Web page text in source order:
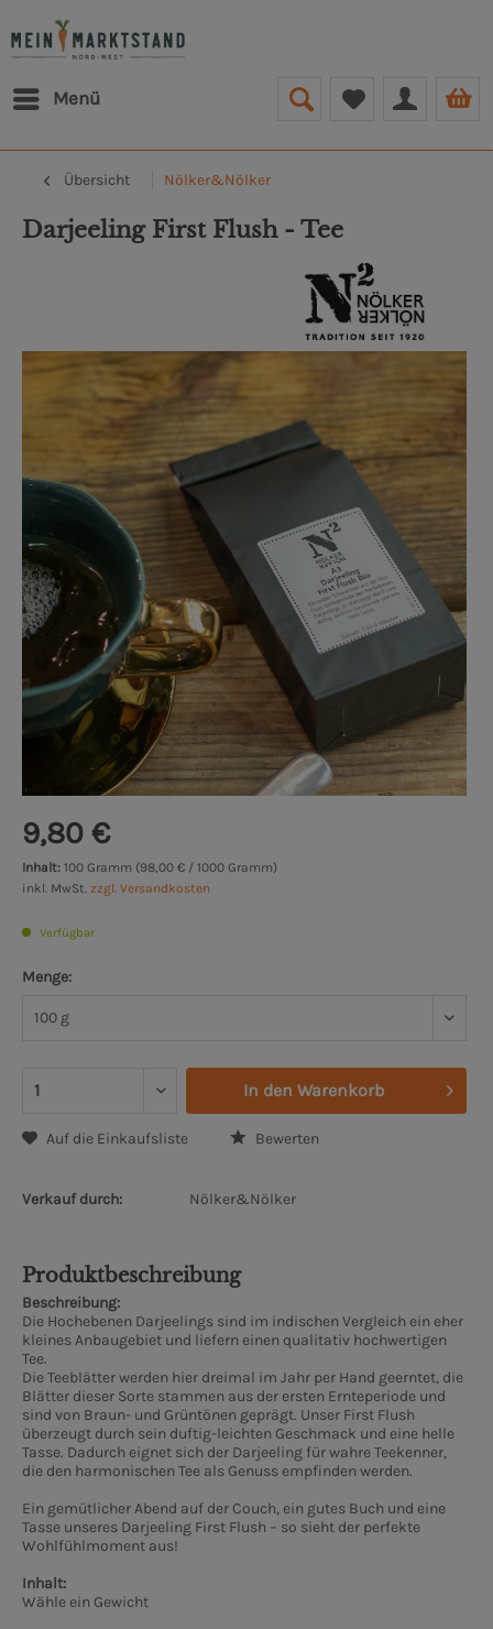
Menü
Übersicht Nölker&Nölker
Darjeeling First Flush - Tee
9,80 €
Inhalt: 100 Gramm (98,00 € / 1000 Gramm)
inkl. MwSt. zzgl. Versandkosten
Verfügbar
Menge:
In den Warenkorb
Auf die Einkaufsliste Bewerten
Verkauf durch: Nölker&Nölker
Produktbeschreibung
Beschreibung:
Die Hochebenen Darjeelings sind im indischen Vergleich ein eher
kleines Anbaugebiet und liefern einen qualitativ hochwertigen
Tee.
Die Teeblätter werden hier dreimal im Jahr per Hand geerntet, die
Blätter dieser Sorte stammen aus der ersten Ernteperiode und
sind von Braun- und Grüntönen geprägt. Unser First Flush
überzeugt durch sein duftig-leichten Geschmack und eine helle
Tasse. Dadurch eignet sich der Darjeeling für wahre Teekenner,
die den harmonischen Tee als Genuss empfinden werden.
Ein gemütlicher Abend auf der Couch, ein gutes Buch und eine
Tasse unseres Darjeeling First Flush – so sieht der perfekte
Wohlfühlmoment aus!
Inhalt:
Wähle ein Gewicht